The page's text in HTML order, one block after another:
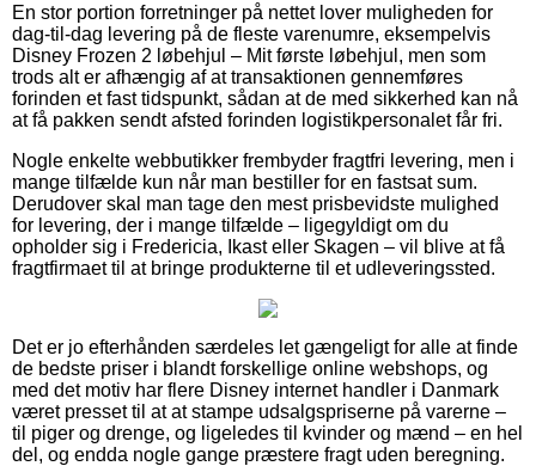
En stor portion forretninger på nettet lover muligheden for
dag-til-dag levering på de fleste varenumre, eksempelvis
Disney Frozen 2 løbehjul – Mit første løbehjul, men som
trods alt er afhængig af at transaktionen gennemføres
forinden et fast tidspunkt, sådan at de med sikkerhed kan nå
at få pakken sendt afsted forinden logistikpersonalet får fri.
Nogle enkelte webbutikker frembyder fragtfri levering, men i
mange tilfælde kun når man bestiller for en fastsat sum.
Derudover skal man tage den mest prisbevidste mulighed
for levering, der i mange tilfælde – ligegyldigt om du
opholder sig i Fredericia, Ikast eller Skagen – vil blive at få
fragtfirmaet til at bringe produkterne til et udleveringssted.
Det er jo efterhånden særdeles let gængeligt for alle at finde
de bedste priser i blandt forskellige online webshops, og
med det motiv har flere Disney internet handler i Danmark
været presset til at at stampe udsalgspriserne på varerne –
til piger og drenge, og ligeledes til kvinder og mænd – en hel
del, og endda nogle gange præstere fragt uden beregning.